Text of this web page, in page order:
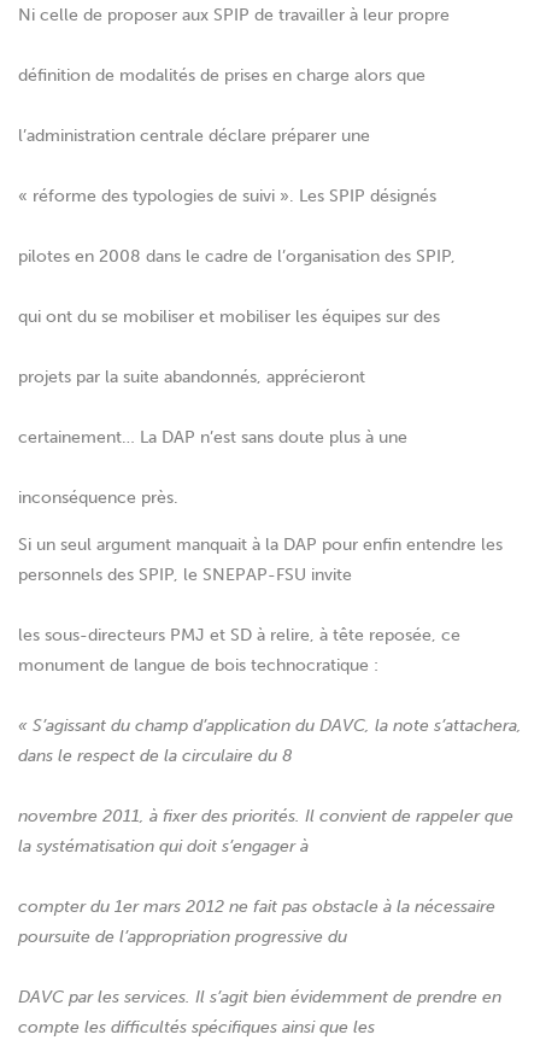
Ni celle de proposer aux SPIP de travailler à leur propre
définition de modalités de prises en charge alors que
l’administration centrale déclare préparer une
« réforme des typologies de suivi ». Les SPIP désignés
pilotes en 2008 dans le cadre de l’organisation des SPIP,
qui ont du se mobiliser et mobiliser les équipes sur des
projets par la suite abandonnés, apprécieront
certainement… La DAP n’est sans doute plus à une
inconséquence près.
Si un seul argument manquait à la DAP pour enfin entendre les
personnels des SPIP, le SNEPAP-FSU invite
les sous-directeurs PMJ et SD à relire, à tête reposée, ce
monument de langue de bois technocratique :
« S’agissant du champ d’application du DAVC, la note s’attachera,
dans le respect de la circulaire du 8
novembre 2011, à fixer des priorités. Il convient de rappeler que
la systématisation qui doit s’engager à
compter du 1er mars 2012 ne fait pas obstacle à la nécessaire
poursuite de l’appropriation progressive du
DAVC par les services. Il s’agit bien évidemment de prendre en
compte les difficultés spécifiques ainsi que les